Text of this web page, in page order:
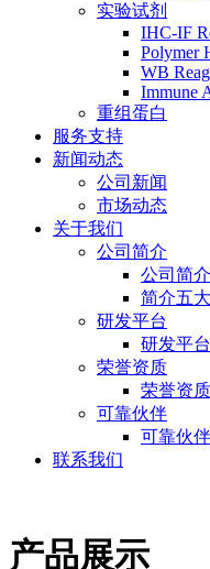
实验试剂
IHC-IF
Polymer
WB
Immune
重组蛋白
服务支持
新闻动态
公司新闻
市场动态
关于我们
公司简介
公司简介
简介五
研发平台
研发平台
荣誉资质
荣誉资质
可靠伙伴
可靠伙伴
联系我们
产品展示